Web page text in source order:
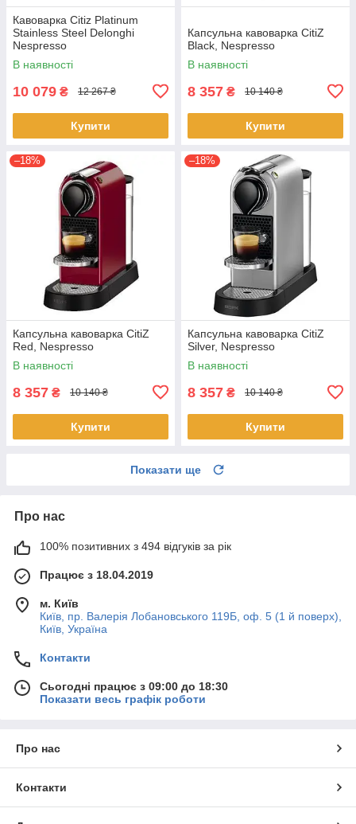
Кавоварка Citiz Platinum
Stainless Steel Delonghi
Nespresso
В наявності
10 079 ₴ 12 267 ₴
Купити
Капсульна кавоварка CitiZ
Black, Nespresso
В наявності
8 357 ₴ 10 140 ₴
Купити
–18%
Капсульна кавоварка CitiZ
Red, Nespresso
В наявності
8 357 ₴ 10 140 ₴
Купити
–18%
Капсульна кавоварка CitiZ
Silver, Nespresso
В наявності
8 357 ₴ 10 140 ₴
Купити
Показати ще
Про нас
100% позитивних з 494 відгуків за рік
Працює з 18.04.2019
м. Київ
Київ, пр. Валерія Лобановського 119Б, оф. 5 (1 й поверх),
Київ, Україна
Контакти
Сьогодні працює з 09:00 до 18:30
Показати весь графік роботи
Про нас
Контакти